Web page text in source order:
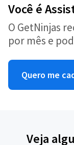
Você é
O GetNinjas
por mês e
Quero me
Veja